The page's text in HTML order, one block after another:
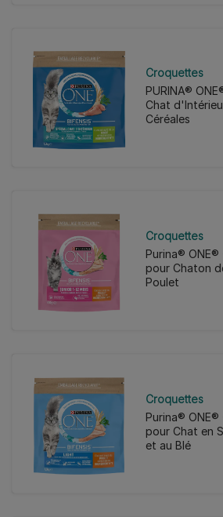
Croquettes
PURINA®
Chat
Céréales
Croquettes
Purina®
pour Chaton
Poulet
Croquettes
Purina®
pour Chat en
et au Blé